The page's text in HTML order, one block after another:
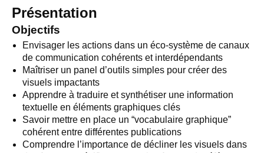
Présentation
Objectifs
Envisager les actions dans un éco-système de canaux
de communication cohérents et interdépendants
Maîtriser un panel d’outils simples pour créer des
visuels impactants
Apprendre à traduire et synthétiser une information
textuelle en éléments graphiques clés
Savoir mettre en place un “vocabulaire graphique”
cohérent entre différentes publications
Comprendre l’importance de décliner les visuels dans